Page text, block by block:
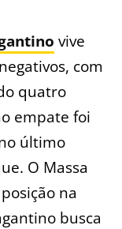
vive
com
quatro
empate foi
último
O Massa
na
busca